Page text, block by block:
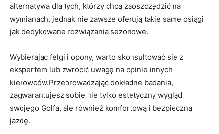
alternatywa dla tych, którzy chcą zaoszczędzić na
wymianach, jednak nie zawsze oferują‌ takie‍ same‌ osiągi
jak dedykowane ‍rozwiązania​ sezonowe.
Wybierając⁤ felgi i opony, warto skonsultować się z‍
ekspertem lub zwrócić uwagę na opinie innych
kierowców.Przeprowadzając dokładne ⁤badania,
zagwarantujesz sobie nie tylko estetyczny wygląd
swojego Golfa, ale również komfortową i bezpieczną
jazdę.